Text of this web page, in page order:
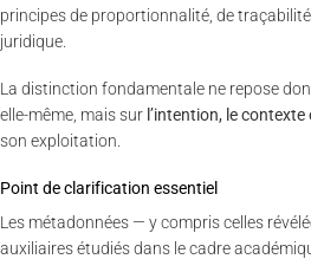
principes de proportionnalité, de
juridique.
La distinction fondamentale ne repose
elle-même, mais sur l’intention, le contexte
son exploitation.
Point de clarification essentiel
Les métadonnées — y compris celles
auxiliaires étudiés dans le cadre